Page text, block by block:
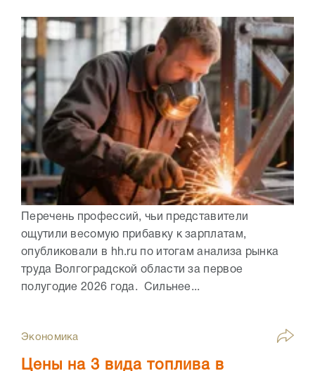
Перечень профессий, чьи представители
ощутили весомую прибавку к зарплатам,
опубликовали в hh.ru по итогам анализа рынка
труда Волгоградской области за первое
полугодие 2026 года. Сильнее...
Экономика
Цены на 3 вида топлива в